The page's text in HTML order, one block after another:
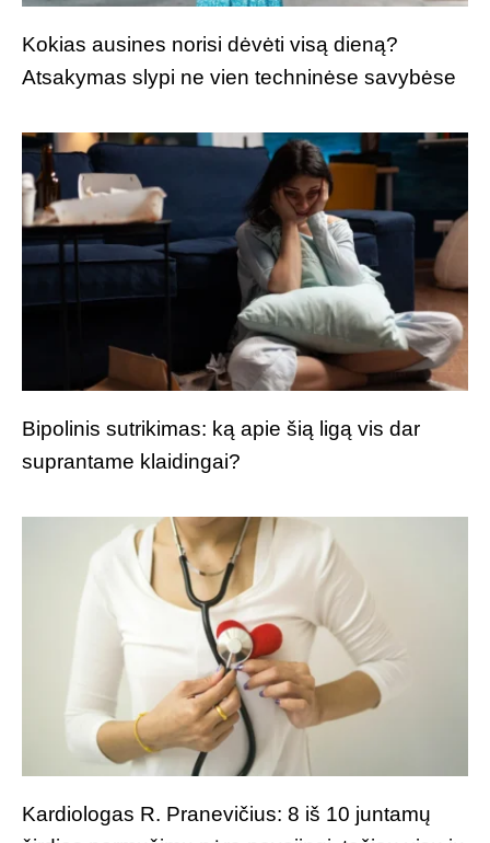
Kokias ausines norisi dėvėti visą dieną?
Atsakymas slypi ne vien techninėse savybėse
Bipolinis sutrikimas: ką apie šią ligą vis dar
suprantame klaidingai?
Kardiologas R. Pranevičius: 8 iš 10 juntamų